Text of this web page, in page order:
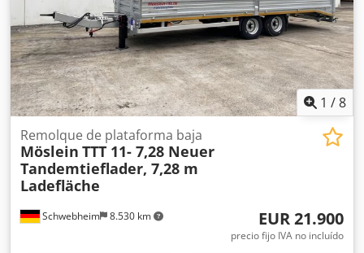
anillas de amarre (2 t) en el bastidor exterior, 8 cajas de
amarre (5 t) en las esquinas, cabrestante de soporte para
caja de cambios con modo de carga y modo rápido,
delantero, 2 soportes abatibles, traseros, chasis y
superestructura galvanizados en caliente, recargo por
soporte para cinta fresadora 600 €, también disponible
con rampas mecánicas en stock!, -- errores de impresión,
modificaciones y errores reservados, fotos modelo --, Más
datos en: !, Más información: ! Crjdpfx Aoztfamshajf
1 /8
Schwebheim 8.530 km
Remolque de plataforma baja
Möslein TTT 11- 7,28 Neuer
Tandemtieflader, 7,28 m
Ladefläche
EUR 21.900
precio fijo IVA no incluído